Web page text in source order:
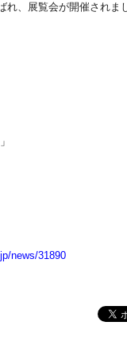
れ、展覧会が開催されま
news/31890